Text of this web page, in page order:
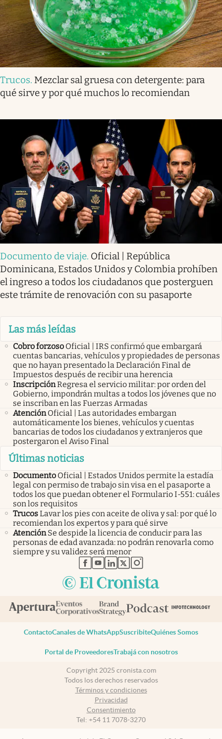
Trucos. Mezclar sal gruesa con detergente: para
qué sirve y por qué muchos lo recomiendan
Documento de viaje. Oficial | República
Dominicana, Estados Unidos y Colombia prohíben
el ingreso a todos los ciudadanos que posterguen
este trámite de renovación con su pasaporte
Las más leídas
Cobro forzoso Oficial | IRS confirmó que embargará
cuentas bancarias, vehículos y propiedades de personas
que no hayan presentado la Declaración Final de
Impuestos después de recibir una herencia
InscripciónRegresa el servicio militar: por orden del
Gobierno, impondrán multas a todos los jóvenes que no
se inscriban en las Fuerzas Armadas
Atención Oficial | Las autoridades embargan
automáticamente los bienes, vehículos y cuentas
bancarias de todos los ciudadanos y extranjeros que
postergaron el Aviso Final
Últimas noticias
Documento Oficial | Estados Unidos permite la estadía
legal con permiso de trabajo sin visa en el pasaporte a
todos los que puedan obtener el Formulario I-551: cuáles
son los requisitos
TrucosLavar los pies con aceite de oliva y sal: por qué lo
recomiendan los expertos y para qué sirve
Atención Se despide la licencia de conducir para las
personas de edad avanzada: no podrán renovarla como
siempre y su validez será menor
abre en nueva pestaña
abre en nueva pestaña
abre en nueva pestaña
abre en nueva pestaña
abre en nueva pestaña
ContactoCanales de WhatsAppSuscribiteQuiénes Somos
Portal de ProveedoresTrabajá con nosotros
Copyright 2025 cronista.com
Todos los derechos reservados
Términos y condiciones
Privacidad
Consentimiento
Tel: +54 11 7078-3270